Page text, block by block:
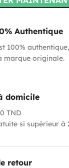
Authentique
100%
marque originale.
domicile
TND
si supérieur à
retour